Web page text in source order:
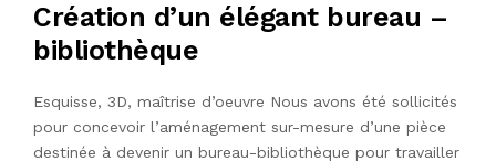
Création d’un élégant bureau –
bibliothèque
Esquisse, 3D, maîtrise d’oeuvre Nous avons été sollicités
pour concevoir l’aménagement sur-mesure d’une pièce
destinée à devenir un bureau-bibliothèque pour travailler